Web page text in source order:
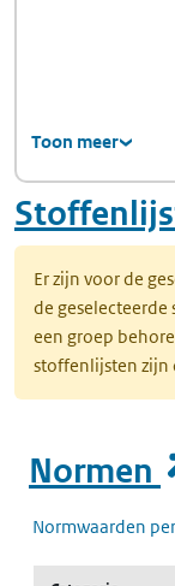
Toon meer
Er zijn voor de
de
een groep
stoffenlijsten zijn
Normen
Normwaarden